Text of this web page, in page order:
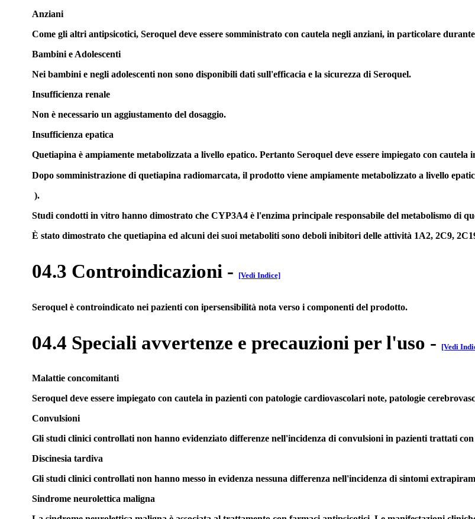
Anziani
Come gli altri antipsicotici, Seroquel deve essere somministrato con cautela negli anziani, in particolare
Bambini e Adolescenti
Nei bambini e negli adolescenti non sono disponibili dati sull'efficacia e la sicurezza di Seroquel.
Insufficienza renale
Non è necessario un aggiustamento del dosaggio.
Insufficienza epatica
Quetiapina è ampiamente metabolizzata a livello epatico. Pertanto Seroquel deve essere impiegato con
Dopo somministrazione di quetiapina radiomarcata, il prodotto viene ampiamente metabolizzato a livello
).
Studi condotti in vitro hanno dimostrato che CYP3A4 è l'enzima principale responsabile del metabolismo di
È stato dimostrato che quetiapina ed alcuni dei suoi metaboliti sono deboli inibitori delle attività 1A2, 2C9,
04.3 Controindicazioni - [Vedi Indice]
Seroquel è controindicato nei pazienti con ipersensibilità nota verso i componenti del prodotto.
04.4 Speciali avvertenze e precauzioni per l'uso - [Vedi
Malattie concomitanti
Seroquel deve essere impiegato con cautela in pazienti con patologie cardiovascolari note, patologie
Convulsioni
Gli studi clinici controllati non hanno evidenziato differenze nell'incidenza di convulsioni in pazienti trattati
Discinesia tardiva
Gli studi clinici controllati non hanno messo in evidenza nessuna differenza nell'incidenza di sintomi
Sindrome neurolettica maligna